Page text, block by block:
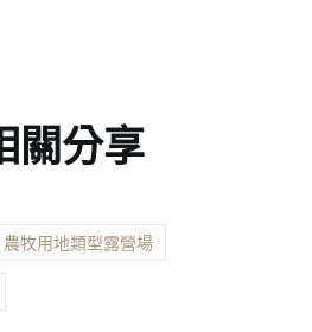
關分享
牧用地類型露營場